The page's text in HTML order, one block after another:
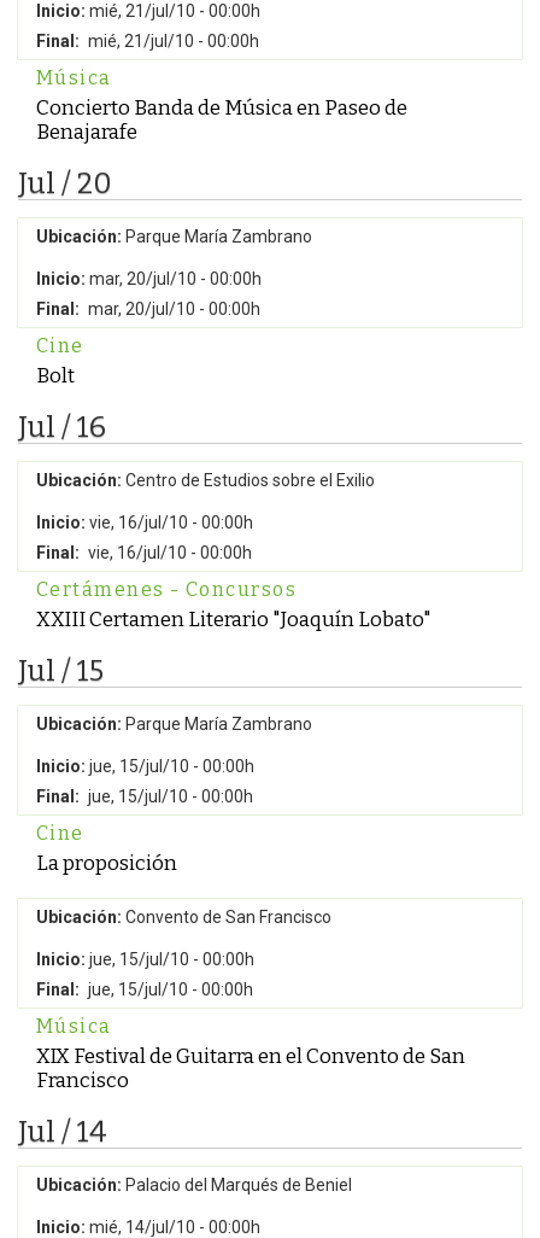
Inicio: mié, 21/jul/10 - 00:00h
Final: mié, 21/jul/10 - 00:00h
Música
Concierto Banda de Música en Paseo de
Benajarafe
Jul / 20
Ubicación: Parque María Zambrano
Inicio: mar, 20/jul/10 - 00:00h
Final: mar, 20/jul/10 - 00:00h
Cine
Bolt
Jul / 16
Ubicación: Centro de Estudios sobre el Exilio
Inicio: vie, 16/jul/10 - 00:00h
Final: vie, 16/jul/10 - 00:00h
Certámenes - Concursos
XXIII Certamen Literario "Joaquín Lobato"
Jul / 15
Ubicación: Parque María Zambrano
Inicio: jue, 15/jul/10 - 00:00h
Final: jue, 15/jul/10 - 00:00h
Cine
La proposición
Ubicación: Convento de San Francisco
Inicio: jue, 15/jul/10 - 00:00h
Final: jue, 15/jul/10 - 00:00h
Música
XIX Festival de Guitarra en el Convento de San
Francisco
Jul / 14
Ubicación: Palacio del Marqués de Beniel
Inicio: mié, 14/jul/10 - 00:00h